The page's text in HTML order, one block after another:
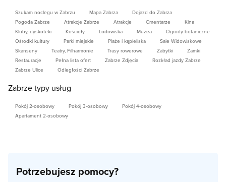
2004 0000 3502 7557 5462
* Płatność za pobyt należy uregulować jednorazowo
gotówką w dniu przyjazdu podczas zameldowania.
* Ceny
(od 20zł)do negocjacji zależne od długości
pobytu*
Szukam noclegu w Zabrzu Mapa Zabrza
Dojazd do Zabrza
Pogoda Zabrze
Atrakcje Zabrze Atrakcje Cmentarze
Kina
Kluby, dyskoteki
Kościoły Lodowiska Muzea
Ogrody botaniczne
Ośrodki kultury
Parki miejskie Plaże i kąpieliska
Sale Widowiskowe
Skanseny
Teatry, Filharmonie Trasy rowerowe Zabytki
Zamki
Restauracje
Pełna lista ofert Zabrze Zdjęcia
Rozkład jazdy Zabrze
Zabrze Ulice
Odległości Zabrze
Zabrze typy usług
Pokój 2-osobowy Pokój 3-osobowy
Pokój 4-osobowy
Apartament 2-osobowy
Potrzebujesz pomocy?